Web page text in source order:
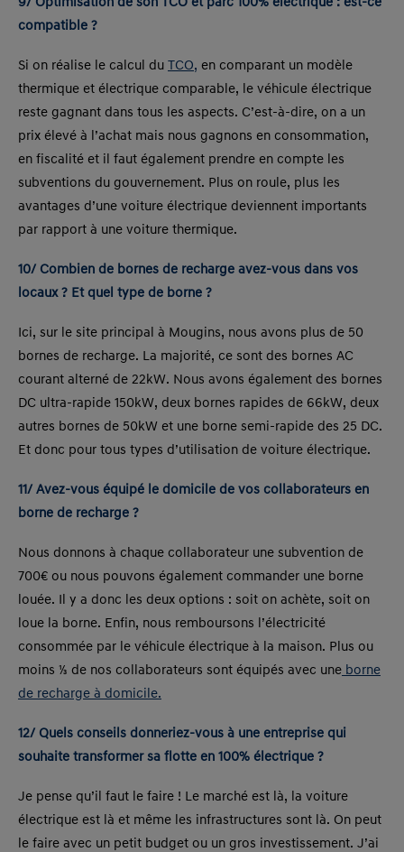
9/ Optimisation de son TCO et parc 100% électrique : est-ce
compatible ?
Si on réalise le calcul du TCO, en comparant un modèle
thermique et électrique comparable, le véhicule électrique
reste gagnant dans tous les aspects. C’est-à-dire, on a un
prix élevé à l’achat mais nous gagnons en consommation,
en fiscalité et il faut également prendre en compte les
subventions du gouvernement. Plus on roule, plus les
avantages d’une voiture électrique deviennent importants
par rapport à une voiture thermique.
10/ Combien de bornes de recharge avez-vous dans vos
locaux ? Et quel type de borne ?
Ici, sur le site principal à Mougins, nous avons plus de 50
bornes de recharge. La majorité, ce sont des bornes AC
courant alterné de 22kW. Nous avons également des bornes
DC ultra-rapide 150kW, deux bornes rapides de 66kW, deux
autres bornes de 50kW et une borne semi-rapide des 25 DC.
Et donc pour tous types d’utilisation de voiture électrique.
11/ Avez-vous équipé le domicile de vos collaborateurs en
borne de recharge ?
Nous donnons à chaque collaborateur une subvention de
700€ ou nous pouvons également commander une borne
louée. Il y a donc les deux options : soit on achète, soit on
loue la borne. Enfin, nous remboursons l’électricité
consommée par le véhicule électrique à la maison. Plus ou
moins ⅓ de nos collaborateurs sont équipés avec une borne
de recharge à domicile.
12/ Quels conseils donneriez-vous à une entreprise qui
souhaite transformer sa flotte en 100% électrique ?
Je pense qu’il faut le faire ! Le marché est là, la voiture
électrique est là et même les infrastructures sont là. On peut
le faire avec un petit budget ou un gros investissement. J’ai